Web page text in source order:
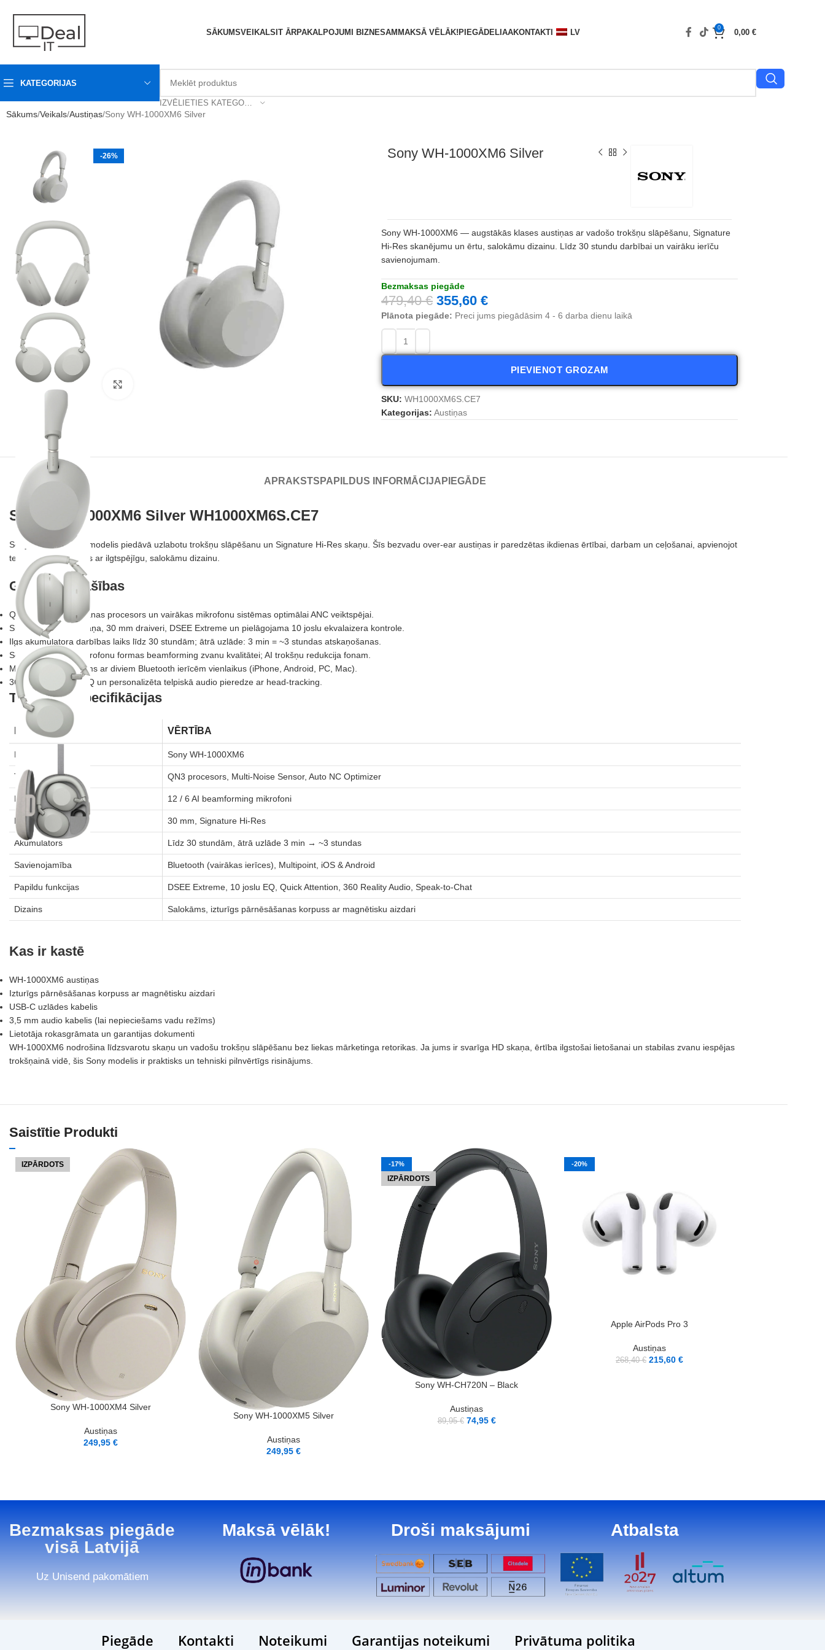
SĀKUMSVEIKALS IT ĀRPAKALPOJUMI BIZNESAM MAKSĀ VĒLĀK! PIEGĀDELIAAKONTAKTI LV
0
0,00 €
KATEGORIJAS
IZVĒLIETIES KATEGORIJU
Sākums Veikals Austiņas Sony WH-1000XM6 Silver
-26% Sony WH-1000XM6 Silver
Sony WH-1000XM6 — augstākās klases austiņas ar vadošo trokšņu slāpēšanu, Signature
Hi‑Res skanējumu un ērtu, salokāmu dizainu. Līdz 30 stundu darbībai un vairāku ierīču
savienojumam.
Bezmaksas piegāde
479,40€ 355,60 €
Plānota piegāde: Preci jums piegādāsim 4 - 6 darba dienu laikā
PIEVIENOT GROZAM
SKU: WH1000XM6S.CE7
Kategorijas: Austiņas
APRAKSTS PAPILDUS INFORMĀCIJA PIEGĀDE
Sony WH-1000XM6 Silver WH1000XM6S.CE7
Sony WH-1000XM6 modelis piedāvā uzlabotu trokšņu slāpēšanu un Signature Hi-Res skaņu. Šīs bezvadu over-ear austiņas ir paredzētas ikdienas ērtībai, darbam un ceļošanai, apvienojot
tehniskus risinājumus ar ilgtspējīgu, salokāmu dizainu.
Galvenās īpašības
QN3 trokšņu slāpēšanas procesors un vairākas mikrofonu sistēmas optimālai ANC veiktspējai.
Signature Hi-Res skaņa, 30 mm draiveri, DSEE Extreme un pielāgojama 10 joslu ekvalaizera kontrole.
Ilgs akumulatora darbības laiks līdz 30 stundām; ātrā uzlāde: 3 min = ~3 stundas atskaņošanas.
Sešas AI vadītas mikrofonu formas beamforming zvanu kvalitātei; AI trokšņu redukcija fonam.
Multipoint savienojums ar diviem Bluetooth ierīcēm vienlaikus (iPhone, Android, PC, Mac).
360 Upmix, Game EQ un personalizēta telpiskā audio pieredze ar head-tracking.
Tehniskās specifikācijas
FUNKCIJA VĒRTĪBA
Modelis Sony WH-1000XM6
Trokšņu slāpēšana QN3 procesors, Multi-Noise Sensor, Auto NC Optimizer
Mikrofoni 12 / 6 AI beamforming mikrofoni
Draiveri 30 mm, Signature Hi-Res
Akumulators Līdz 30 stundām, ātrā uzlāde 3 min → ~3 stundas
Savienojamība Bluetooth (vairākas ierīces), Multipoint, iOS & Android
Papildu funkcijas DSEE Extreme, 10 joslu EQ, Quick Attention, 360 Reality Audio, Speak-to-Chat
Dizains Salokāms, izturīgs pārnēsāšanas korpuss ar magnētisku aizdari
Kas ir kastē
WH-1000XM6 austiņas
Izturīgs pārnēsāšanas korpuss ar magnētisku aizdari
USB‑C uzlādes kabelis
3,5 mm audio kabelis (lai nepieciešams vadu režīms)
Lietotāja rokasgrāmata un garantijas dokumenti
WH-1000XM6 nodrošina līdzsvarotu skaņu un vadošu trokšņu slāpēšanu bez liekas mārketinga retorikas. Ja jums ir svarīga HD skaņa, ērtība ilgstošai lietošanai un stabilas zvanu iespējas
trokšņainā vidē, šis Sony modelis ir praktisks un tehniski pilnvērtīgs risinājums.
Saistītie Produkti
IZPĀRDOTS
LASĪT VAIRĀKSony WH-1000XM4 Silver
Austiņas
249,95 €
PIEVIENOT GROZAM
Sony WH-1000XM5 Silver
Austiņas
249,95 €
-17%
IZPĀRDOTS
LASĪT VAIRĀKSony WH-CH720N – Black
Austiņas
89,95€ 74,95 €
-20%
PIEVIENOT GROZAMApple AirPods Pro 3
Austiņas
268,40€ 215,60 €
Bezmaksas piegāde
visā Latvijā
Uz Unisend pakomātiem
Maksā vēlāk! Droši maksājumi Atbalsta
Piegāde Kontakti Noteikumi Garantijas noteikumi Privātuma politika